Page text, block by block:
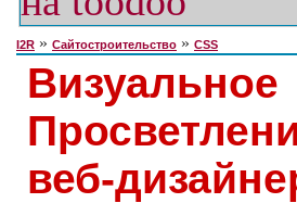
I2R » Сайтостроительство » CSS
Визуальное
веб-